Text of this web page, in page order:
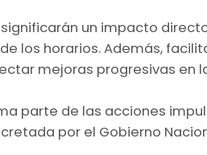
un impacto
los horarios. Además,
mejoras progresivas en
parte de las acciones
por el Gobierno